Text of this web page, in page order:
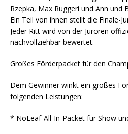
Rzepka, Max Ruggeri und Ann und
Ein Teil von ihnen stellt die Finale-
Jeder Ritt wird von der Juroren
nachvollziehbar bewertet.
Großes Förderpacket für den
Dem Gewinner winkt ein großes
folgenden Leistungen:
* NoLeaf-All-In-Packet für Show